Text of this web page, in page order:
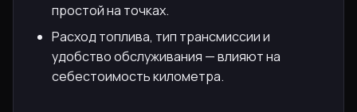
простой на точках.
Расход топлива, тип трансмиссии и
удобство обслуживания — влияют на
себестоимость километра.